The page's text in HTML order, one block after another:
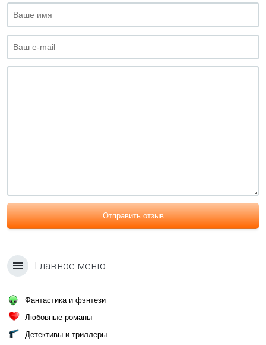
Отправить отзыв
Главное меню
Фантастика и фэнтези
Любовные романы
Детективы и триллеры